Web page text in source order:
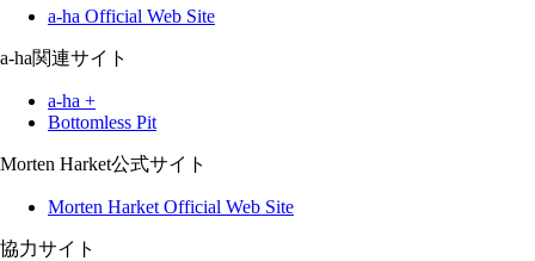
a-ha Official Web Site
a-ha関連サイト
a-ha +
Bottomless Pit
Morten Harket公式サイト
Morten Harket Official Web Site
協力サイト